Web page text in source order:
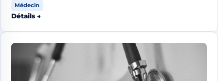
Médecin
Détails →